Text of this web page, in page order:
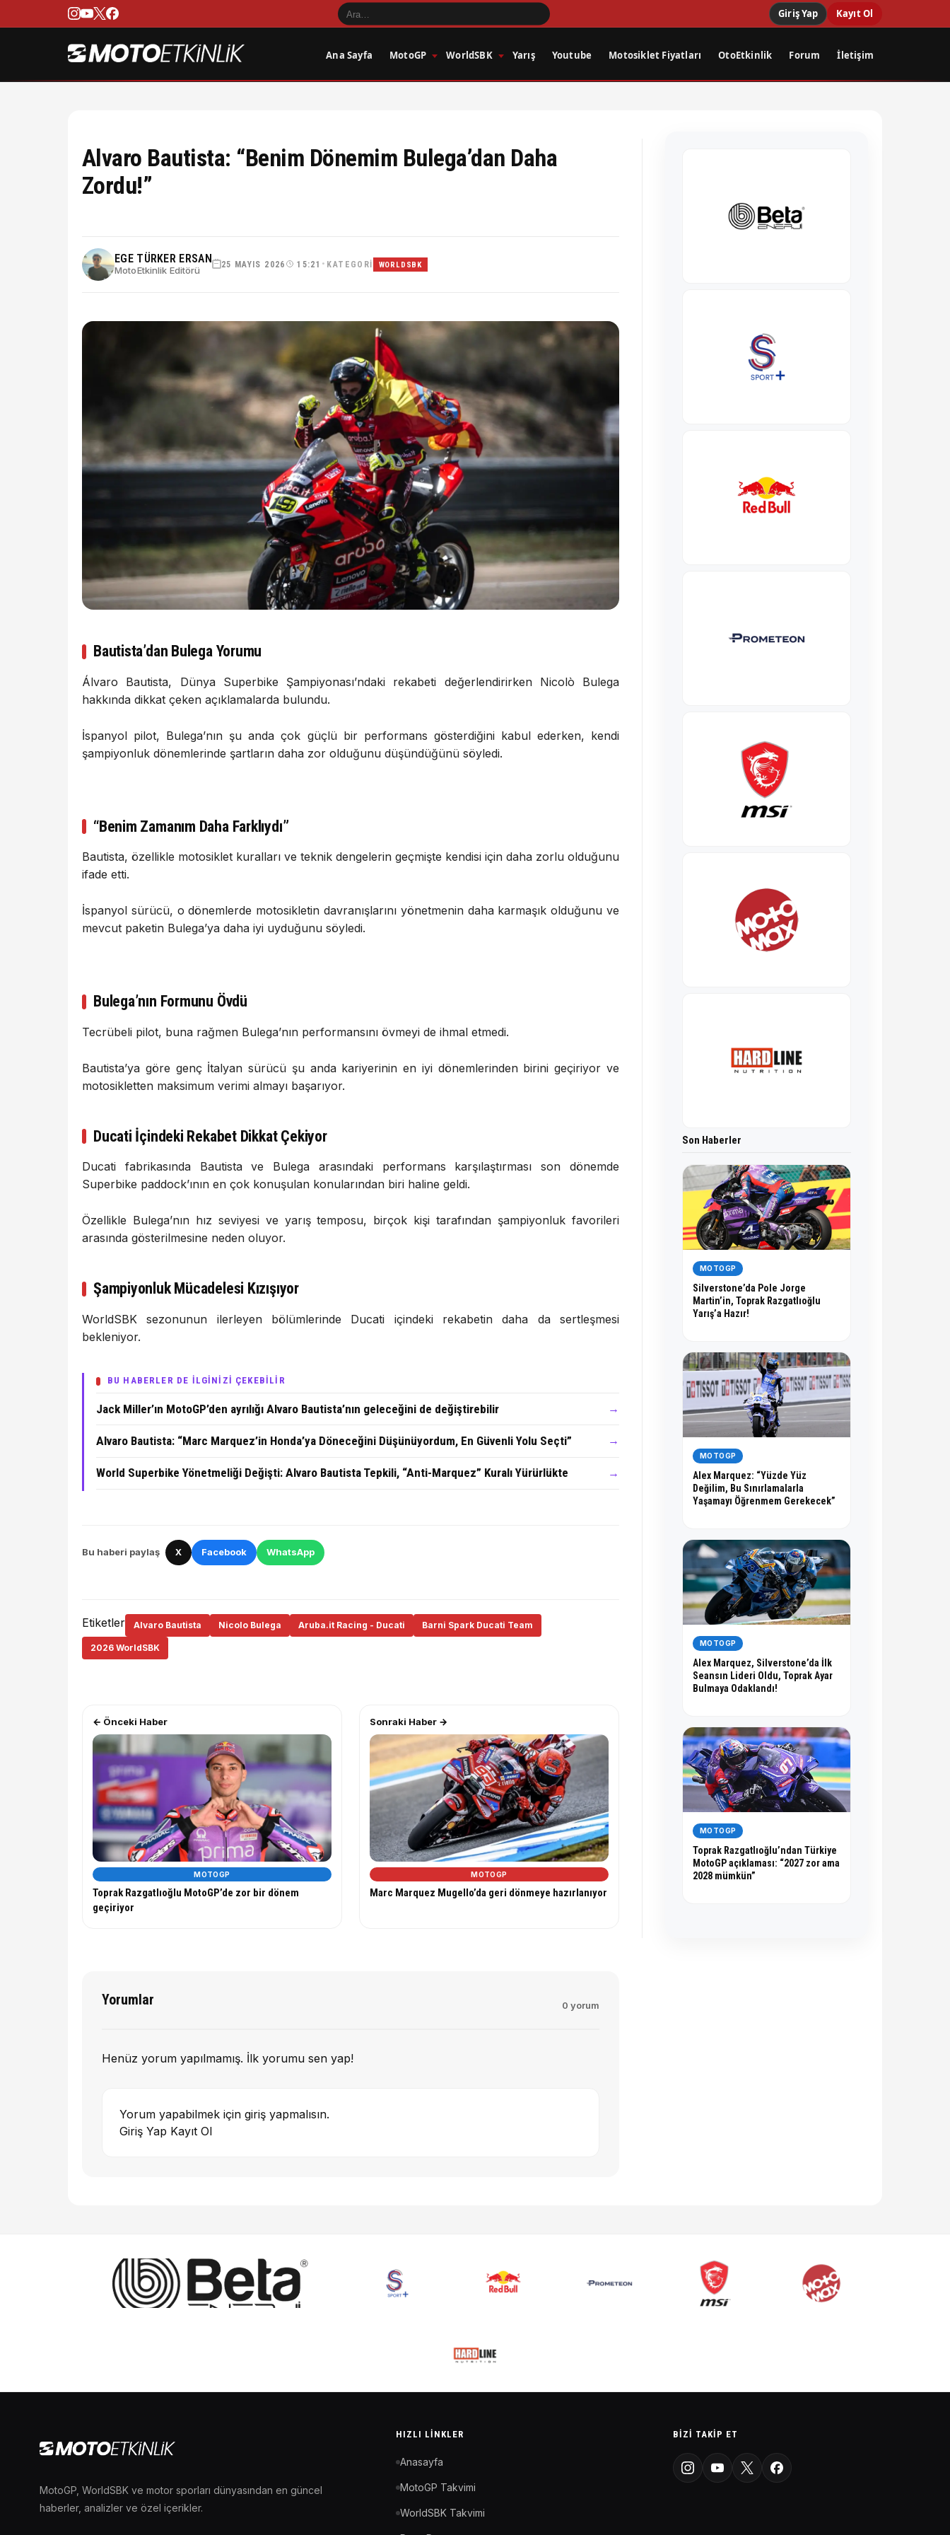
Giriş Yap Kayıt Ol
Ana Sayfa MotoGP WorldSBK Yarış Youtube Motosiklet Fiyatları OtoEtkinlik Forum İletişim
Alvaro Bautista: “Benim Dönemim Bulega’dan Daha
Zordu!”
EGE TÜRKER ERSAN
MotoEtkinlik Editörü
25 MAYIS 2026 15:21 • KATEGORI WORLDSBK
Bautista’dan Bulega Yorumu
Álvaro Bautista, Dünya Superbike Şampiyonası’ndaki rekabeti değerlendirirken Nicolò Bulega
hakkında dikkat çeken açıklamalarda bulundu.
İspanyol pilot, Bulega’nın şu anda çok güçlü bir performans gösterdiğini kabul ederken, kendi
şampiyonluk dönemlerinde şartların daha zor olduğunu düşündüğünü söyledi.
“Benim Zamanım Daha Farklıydı”
Bautista, özellikle motosiklet kuralları ve teknik dengelerin geçmişte kendisi için daha zorlu olduğunu
ifade etti.
İspanyol sürücü, o dönemlerde motosikletin davranışlarını yönetmenin daha karmaşık olduğunu ve
mevcut paketin Bulega’ya daha iyi uyduğunu söyledi.
Bulega’nın Formunu Övdü
Tecrübeli pilot, buna rağmen Bulega’nın performansını övmeyi de ihmal etmedi.
Bautista’ya göre genç İtalyan sürücü şu anda kariyerinin en iyi dönemlerinden birini geçiriyor ve
motosikletten maksimum verimi almayı başarıyor.
Ducati İçindeki Rekabet Dikkat Çekiyor
Ducati fabrikasında Bautista ve Bulega arasındaki performans karşılaştırması son dönemde
Superbike paddock’ının en çok konuşulan konularından biri haline geldi.
Özellikle Bulega’nın hız seviyesi ve yarış temposu, birçok kişi tarafından şampiyonluk favorileri
arasında gösterilmesine neden oluyor.
Şampiyonluk Mücadelesi Kızışıyor
WorldSBK sezonunun ilerleyen bölümlerinde Ducati içindeki rekabetin daha da sertleşmesi
bekleniyor.
BU HABERLER DE İLGİNİZİ ÇEKEBİLİR
Jack Miller’ın MotoGP’den ayrılığı Alvaro Bautista’nın geleceğini de değiştirebilir →
Alvaro Bautista: “Marc Marquez’in Honda’ya Döneceğini Düşünüyordum, En Güvenli Yolu Seçti” →
World Superbike Yönetmeliği Değişti: Alvaro Bautista Tepkili, “Anti-Marquez” Kuralı Yürürlükte →
Bu haberi paylaş X Facebook WhatsApp
Etiketler Alvaro Bautista Nicolo Bulega Aruba.it Racing - Ducati Barni Spark Ducati Team
2026 WorldSBK
← Önceki Haber
MOTOGP
Toprak Razgatlıoğlu MotoGP’de zor bir dönem
geçiriyor
Sonraki Haber →
MOTOGP
Marc Marquez Mugello’da geri dönmeye hazırlanıyor
Yorumlar 0 yorum
Henüz yorum yapılmamış. İlk yorumu sen yap!
Yorum yapabilmek için giriş yapmalısın.
Giriş Yap Kayıt Ol
Son Haberler
MOTOGP
Silverstone’da Pole Jorge
Martin’in, Toprak Razgatlıoğlu
Yarış’a Hazır!
MOTOGP
Alex Marquez: “Yüzde Yüz
Değilim, Bu Sınırlamalarla
Yaşamayı Öğrenmem Gerekecek”
MOTOGP
Alex Marquez, Silverstone’da İlk
Seansın Lideri Oldu, Toprak Ayar
Bulmaya Odaklandı!
MOTOGP
Toprak Razgatlıoğlu’ndan Türkiye
MotoGP açıklaması: “2027 zor ama
2028 mümkün”
MotoGP, WorldSBK ve motor sporları dünyasından en güncel
haberler, analizler ve özel içerikler.
HIZLI LINKLER
Anasayfa
MotoGP Takvimi
WorldSBK Takvimi
BIZI TAKIP ET